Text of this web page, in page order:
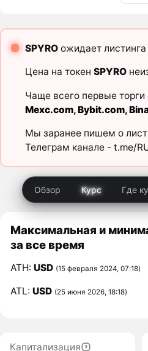
SPYROожидает
Цена на токен SPYRO
Чаще всего первые
Mexc.com,Bybit.com,
Мы заранее пишем о
Телеграм канале - t.me/
Обзор Курс Где
Максимальная и
за все время
ATH:USD (15 февраля 2024, 07:18)
ATL:USD (25 июня 2026, 18:18)
Капитализация